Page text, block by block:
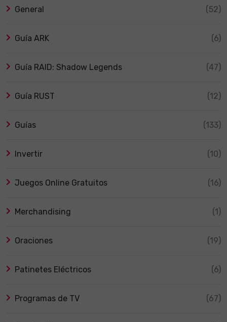
General (52)
Guía ARK (6)
Guía RAID: Shadow Legends (47)
Guía RUST (12)
Guías (133)
Invertir (10)
Juegos Online Gratuitos (16)
Merchandising (1)
Oraciones (19)
Patinetes Eléctricos (6)
Programas de TV (67)